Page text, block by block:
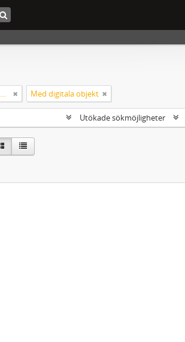
Carl Michael Bellman: Fredmans epistlar och sånger m.fl. Bellman-texter Med digitala objekt
Utökade sökmöjligheter